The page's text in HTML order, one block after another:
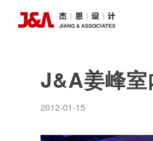
J&A姜峰室
2012-01-15